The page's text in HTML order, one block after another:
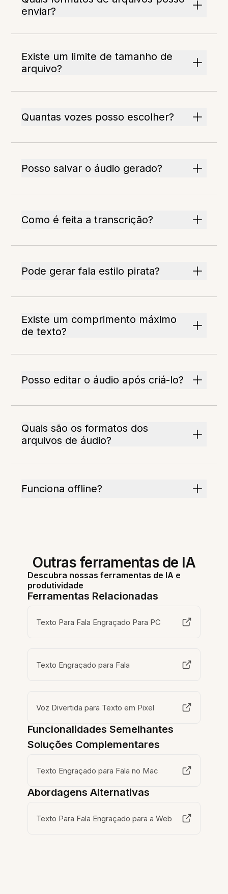
enviar?
Existe um limite de tamanho de
arquivo?
Quantas vozes posso escolher?
Posso salvar o áudio gerado?
Como é feita a transcrição?
Pode gerar fala estilo pirata?
Existe um comprimento máximo
de texto?
Posso editar o áudio após criá-lo?
Quais são os formatos dos
arquivos de áudio?
Funciona offline?
Outras ferramentas de IA
Descubra nossas ferramentas de IA e
produtividade
Ferramentas Relacionadas
Texto Para Fala Engraçado Para PC
Texto Engraçado para Fala
Voz Divertida para Texto em Pixel
Funcionalidades Semelhantes
Soluções Complementares
Texto Engraçado para Fala no Mac
Abordagens Alternativas
Texto Para Fala Engraçado para a Web